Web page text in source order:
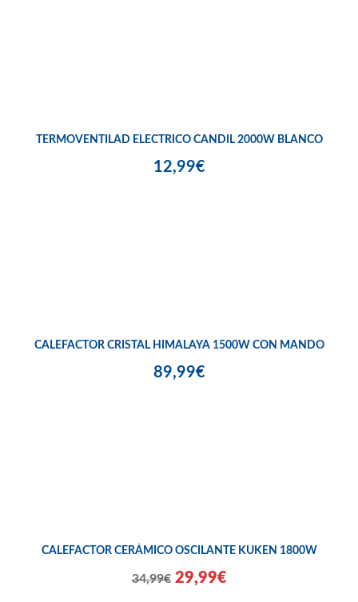
TERMOVENTILAD ELECTRICO CANDIL 2000W BLANCO
12,99€
CALEFACTOR CRISTAL HIMALAYA 1500W CON MANDO
89,99€
CALEFACTOR CERÁMICO OSCILANTE KÜKEN 1800W
34,99€ 29,99€